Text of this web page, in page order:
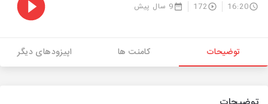
16:20
172 9 سال پیش
توضیحات کامنت ها اپیزودهای دیگر